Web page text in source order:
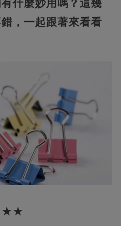
什麼妙用嗎？這幾
，一起跟著來看看